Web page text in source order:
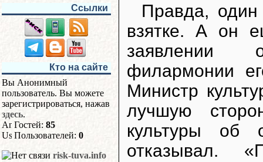
Ссылки
Кто на сайте
Вы Анонимный
пользователь. Вы можете
зарегистрироваться, нажав
здесь.
Гостей: 85
Пользователей: 0
risk-tuva.info
Правда, один
взятке. А он
заявлении
филармонии
Министр
лучшую
культуры об
отказывал.